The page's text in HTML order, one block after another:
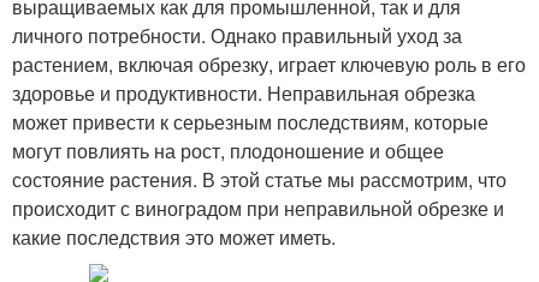
выращиваемых как для промышленной, так и для
личного потребности. Однако правильный уход за
растением, включая обрезку, играет ключевую роль в его
здоровье и продуктивности. Неправильная обрезка
может привести к серьезным последствиям, которые
могут повлиять на рост, плодоношение и общее
состояние растения. В этой статье мы рассмотрим, что
происходит с виноградом при неправильной обрезке и
какие последствия это может иметь.